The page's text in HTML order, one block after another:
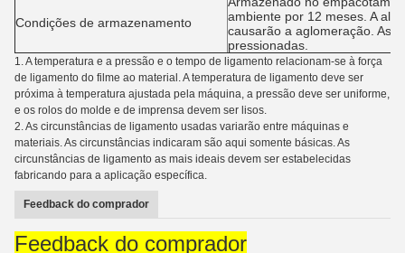
Condições de armazenamento
ambiente por 12 meses. A
causarão a aglomeração. As
pressionadas.
1.A temperatura e a pressão e o tempo de ligamento relacionam-se à força
de ligamento do filme ao material. A temperatura de ligamento deve ser
próxima à temperatura ajustada pela máquina, a pressão deve ser uniforme,
e os rolos do molde e de imprensa devem ser lisos.
2.As circunstâncias de ligamento usadas variarão entre máquinas e
materiais. As circunstâncias indicaram são aqui somente básicas. As
circunstâncias de ligamento as mais ideais devem ser estabelecidas
fabricando para a aplicação específica.
Feedback do comprador
Feedback do comprador